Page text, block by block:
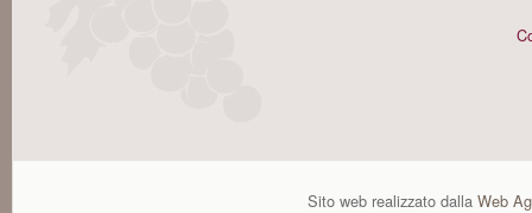
Sito web realizzato dalla Web